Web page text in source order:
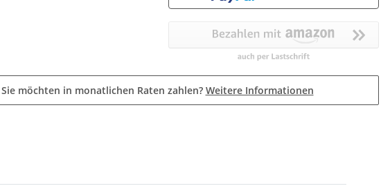
Sie möchten in monatlichen Raten zahlen? Weitere Informationen